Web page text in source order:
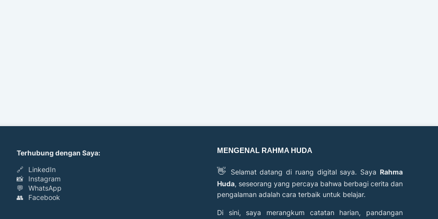
Terhubung dengan Saya:
🔗
LinkedIn
📸
Instagram
💬
WhatsApp
👥
Facebook
MENGENAL RAHMA HUDA
👋 Selamat datang di ruang digital saya. Saya Rahma
Huda, seseorang yang percaya bahwa berbagi cerita dan
pengalaman adalah cara terbaik untuk belajar.
Di sini, saya merangkum catatan harian, pandangan